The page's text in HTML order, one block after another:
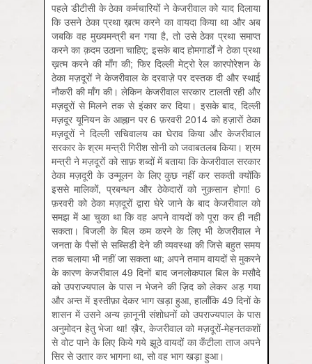
पहले डीटीसी के ठेका कर्मचारियों ने केजरीवाल को याद दिलाया
कि उसने ठेका प्रथा ख़त्म करने का वायदा किया था और अब
जबकि वह मुख्यमन्त्री बन गया है, तो उसे ठेका प्रथा समाप्त
करने का क़दम उठाना चाहिए; इसके बाद होमगार्डों ने ठेका प्रथा
ख़त्म करने की माँग की; फिर दिल्ली मेट्रो रेल कारपोरेशन के
ठेका मज़दूरों ने केजरीवाल के दरवाज़े पर दस्तक दी और स्थाई
नौकरी की माँग की। लेकिन केजरीवाल सरकार टालती रही और
मज़दूरों से मिलने तक से इंकार कर दिया। इसके बाद, दिल्ली
मज़दूर यूनियन के आह्नान पर 6 फ़रवरी 2014 को हज़ारों ठेका
मज़दूरों ने दिल्ली सचिवालय का घेराव किया और केजरीवाल
सरकार के श्रम मन्त्री गिरीश सोनी को जवाबतलब किया। श्रम
मन्त्री ने मज़दूरों को साफ़ शब्दों में बताया कि केजरीवाल सरकार
ठेका मज़दूरी के उन्मूलन के लिए कुछ नहीं कर सकती क्योंकि
इससे मालिकों, प्रबन्धन और ठेकेदारों को नुक़सान होगा! 6
फ़रवरी को ठेका मज़दूरों द्वारा घेरे जाने के बाद केजरीवाल को
समझ में आ चुका था कि वह अपने वायदों को पूरा कर ही नहीं
सकता। बिजली के बिल कम करने के लिए भी केजरीवाल ने
जनता के पैसों से सब्सिडी देने की व्यवस्था की जिसे बहुत समय
तक चलाया भी नहीं जा सकता था; अपने तमाम वायदों से मुकरने
के कारण केजरीवाल 49 दिनों बाद जनलोकपाल बिल के मसौदे
को उपराज्यपाल के पास न भेजने की ज़िद को लेकर अड़ गया
और अन्त में इस्तीफ़ा देकर भाग खड़ा हुआ, हालाँकि 49 दिनों के
शासन में उसने अन्य क़ानूनी संशोधनों को उपराज्यपाल के पास
अनुमोदन हेतु भेजा था! ख़ैर, केजरीवाल को मज़दूरों-मेहनतकशों
से वोट पाने के लिए किये गये झूठे वायदों का कँटीला ताज अपने
सिर से उतार कर भागना था, सो वह भाग खड़ा हुआ।